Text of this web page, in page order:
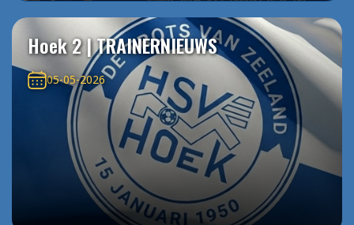
Hoek 2 | TRAINERNIEUWS
05-05-2026